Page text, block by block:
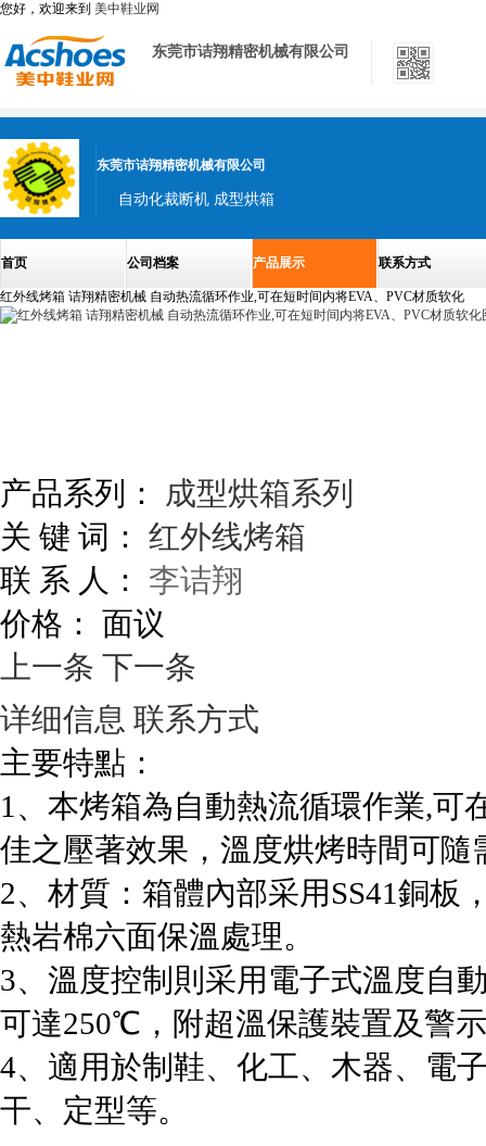
您好，欢迎来到 美中鞋业网
东莞市诘翔精密机械有限公司
东莞市诘翔精密机械有限公司
自动化裁断机 成型烘箱
首页 公司档案 产品展示 联系方式
红外线烤箱 诘翔精密机械 自动热流循环作业,可在短时间内将EVA、PVC材质软化
产品系列：
成型烘箱系列
关 键 词： 红外线烤箱
联 系 人：
李诘翔
价格： 面议
上一条 下一条
详细信息 联系方式
主要特點：
1、本烤箱為自動熱流循環作業,可
佳之壓著效果，溫度烘烤時間可
2、材質：箱體內部采用SS41銅板
熱岩棉六面保溫處理。
3、溫度控制則采用電子式溫度自
可達250℃，附超溫保護裝置及警
4、適用於制鞋、化工、木器、電
干、定型等。